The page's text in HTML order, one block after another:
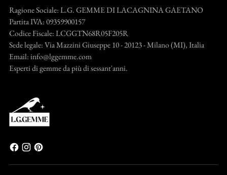
Ragione Sociale: L.G. GEMME DI LACAGNINA GAETANO
Partita IVA: 09359900157
Codice Fiscale: LCGGTN68R05F205R
Sede legale: Via Mazzini Giuseppe 10 - 20123 - Milano (MI), Italia
Email: info@lggemme.com
Esperti di gemme da più di sessant'anni.